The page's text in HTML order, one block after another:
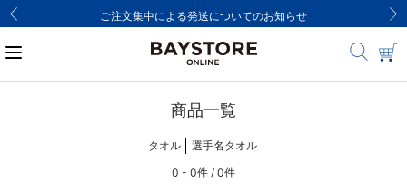
ご注文集中による発送についてのお知らせ
商品一覧
タオル
選手名タオル
0 - 0件 / 0件